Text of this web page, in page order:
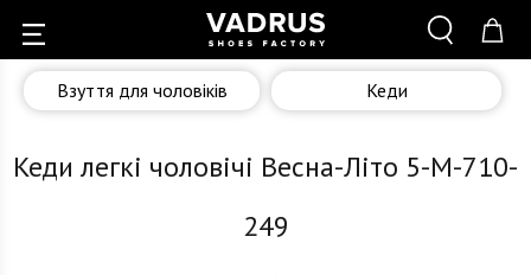
Взуття для чоловіків Кеди
Кеди легкі чоловічі Весна-Літо 5-M-710-
249